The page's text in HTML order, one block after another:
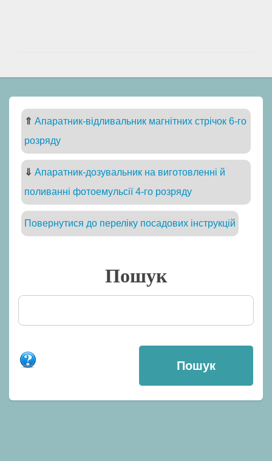
⇑ Апаратник-відливальник магнітних стрічок 6-го
розряду
⇓ Апаратник-дозувальник на виготовленні й
поливанні фотоемульсії 4-го розряду
Повернутися до переліку посадових інструкцій
Пошук